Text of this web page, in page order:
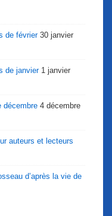
de février 30 janvier
de janvier 1 janvier
décembre 4 décembre
auteurs et lecteurs
d’après la vie de